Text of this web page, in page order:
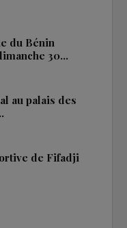
du Bénin
30…
au palais des
de Fifadji